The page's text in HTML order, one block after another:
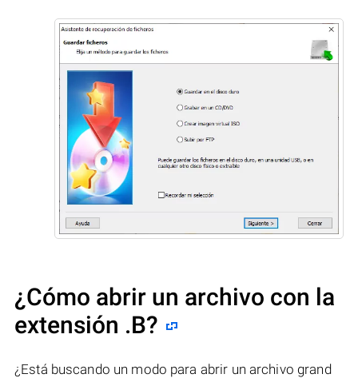
¿Cómo abrir un archivo con la
extensión .B?
¿Está buscando un modo para abrir un archivo grand